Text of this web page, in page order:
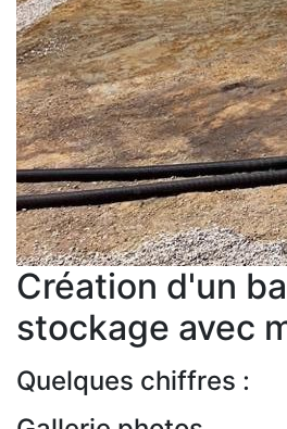
Création d'un
stockage avec
Quelques chiffres :